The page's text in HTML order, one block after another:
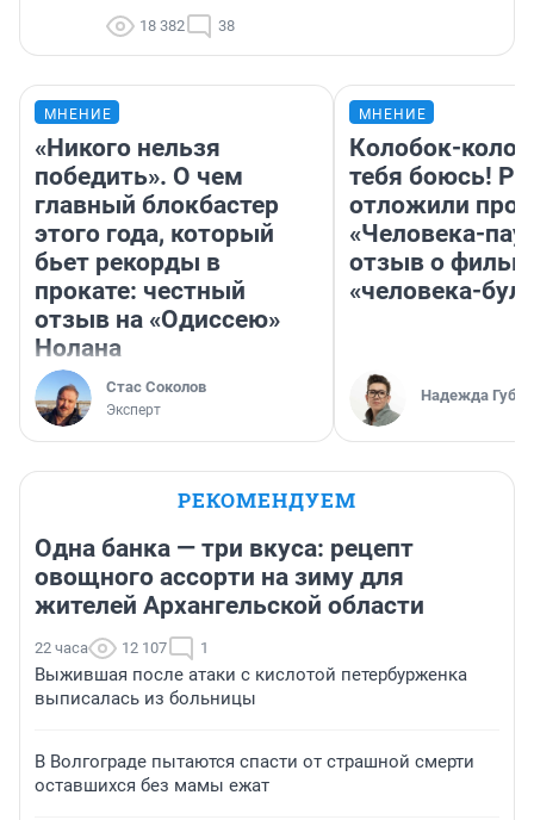
18 382 38
МНЕНИЕ
«Никого нельзя
победить». О чем
главный блокбастер
этого года, который
бьет рекорды в
прокате: честный
отзыв на «Одиссею»
Нолана
Стас Соколов
Эксперт
МНЕНИЕ
Колобок-
тебя боюсь!
отложили
«Человека-
отзыв о
«человека-
Надежда
РЕКОМЕНДУЕМ
Одна банка — три вкуса: рецепт
овощного ассорти на зиму для
жителей Архангельской области
22 часа 12 107 1
Выжившая после атаки с кислотой петербурженка
выписалась из больницы
В Волгограде пытаются спасти от страшной смерти
оставшихся без мамы ежат